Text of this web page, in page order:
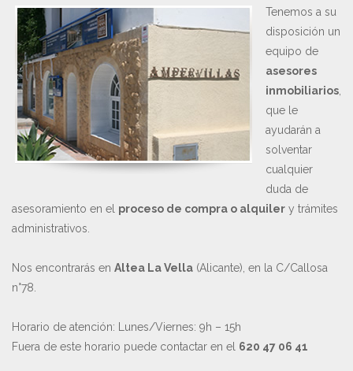
Tenemos a su
disposición un
equipo de
asesores
inmobiliarios,
que le
ayudarán a
solventar
cualquier
duda de
asesoramiento en el proceso de compra o alquiler y trámites
administrativos.
Nos encontrarás en Altea La Vella (Alicante), en la C/Callosa
n°78.
Horario de atención: Lunes/Viernes: 9h – 15h
Fuera de este horario puede contactar en el 620 47 06 41